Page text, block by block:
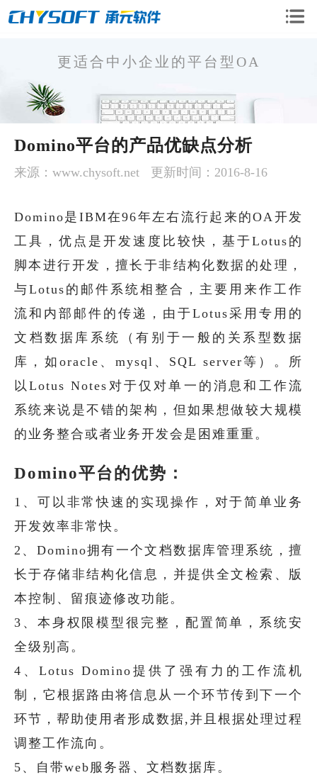
OA企业版
OA移动版
OA二次开发
软件定制开发
更适合中小企业的平台型OA
Domino平台的产品优缺点分析
来源：www.chysoft.net 更新时间：2016-8-16
Domino是IBM在96年左右流行起来的OA开发
工具，优点是开发速度比较快，基于Lotus的
脚本进行开发，擅长于非结构化数据的处理，
与Lotus的邮件系统相整合，主要用来作工作
流和内部邮件的传递，由于Lotus采用专用的
文档数据库系统（有别于一般的关系型数据
库，如oracle、mysql、SQL server等）。所
以Lotus Notes对于仅对单一的消息和工作流
系统来说是不错的架构，但如果想做较大规模
的业务整合或者业务开发会是困难重重。
Domino平台的优势：
1、可以非常快速的实现操作，对于简单业务
开发效率非常快。
2、Domino拥有一个文档数据库管理系统，擅
长于存储非结构化信息，并提供全文检索、版
本控制、留痕迹修改功能。
3、本身权限模型很完整，配置简单，系统安
全级别高。
4、Lotus Domino提供了强有力的工作流机
制，它根据路由将信息从一个环节传到下一个
环节，帮助使用者形成数据,并且根据处理过程
调整工作流向。
5、自带web服务器、文档数据库。